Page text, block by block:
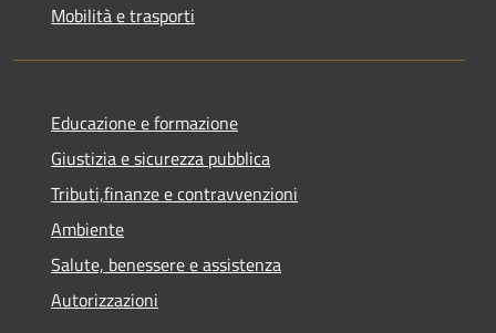
Mobilità e trasporti
Educazione e formazione
Giustizia e sicurezza pubblica
Tributi,finanze e contravvenzioni
Ambiente
Salute, benessere e assistenza
Autorizzazioni